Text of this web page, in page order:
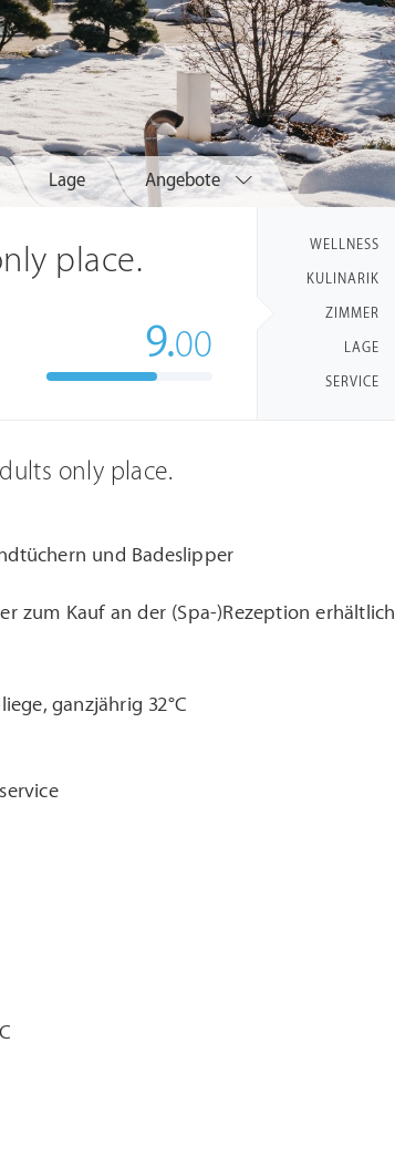
Lage Angebote
place.
9.00
WELLNESS
KULINARIK
ZIMMER
LAGE
SERVICE
only place.
und Badeslipper
zum Kauf an der (Spa-)Rezeption erhältlich
ganzjährig 32°C